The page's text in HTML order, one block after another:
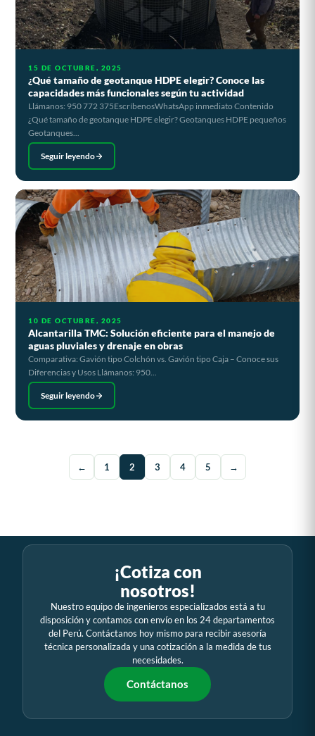
15 DE OCTUBRE, 2025
¿Qué tamaño de geotanque HDPE elegir? Conoce las
capacidades más funcionales según tu actividad
Llámanos: 950 772 375EscríbenosWhatsApp inmediato Contenido
¿Qué tamaño de geotanque HDPE elegir? Geotanques HDPE pequeños
Geotanques...
Seguir leyendo
10 DE OCTUBRE, 2025
Alcantarilla TMC: Solución eficiente para el manejo de
aguas pluviales y drenaje en obras
Comparativa: Gavión tipo Colchón vs. Gavión tipo Caja – Conoce sus
Diferencias y Usos Llámanos: 950...
Seguir leyendo
← 1 2 3 4 5 →
¡Cotiza con
nosotros!
Nuestro equipo de ingenieros especializados está a tu
disposición y contamos con envío en los 24 departamentos
del Perú. Contáctanos hoy mismo para recibir asesoría
técnica personalizada y una cotización a la medida de tus
necesidades.
Contáctanos